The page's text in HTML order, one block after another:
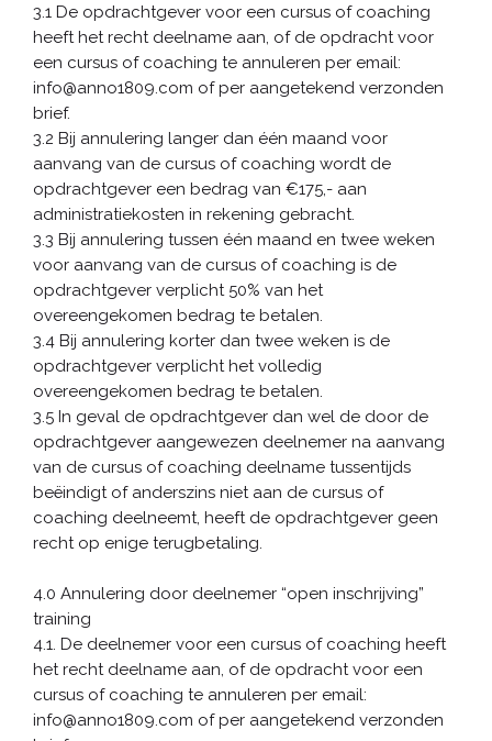
3.1 De opdrachtgever voor een cursus of coaching
heeft het recht deelname aan, of de opdracht voor
een cursus of coaching te annuleren per email:
info@anno1809.com of per aangetekend verzonden
brief.
3.2 Bij annulering langer dan één maand voor
aanvang van de cursus of coaching wordt de
opdrachtgever een bedrag van €175,- aan
administratiekosten in rekening gebracht.
3.3 Bij annulering tussen één maand en twee weken
voor aanvang van de cursus of coaching is de
opdrachtgever verplicht 50% van het
overeengekomen bedrag te betalen.
3.4 Bij annulering korter dan twee weken is de
opdrachtgever verplicht het volledig
overeengekomen bedrag te betalen.
3.5 In geval de opdrachtgever dan wel de door de
opdrachtgever aangewezen deelnemer na aanvang
van de cursus of coaching deelname tussentijds
beëindigt of anderszins niet aan de cursus of
coaching deelneemt, heeft de opdrachtgever geen
recht op enige terugbetaling.
4.0 Annulering door deelnemer “open inschrijving”
training
4.1. De deelnemer voor een cursus of coaching heeft
het recht deelname aan, of de opdracht voor een
cursus of coaching te annuleren per email:
info@anno1809.com of per aangetekend verzonden